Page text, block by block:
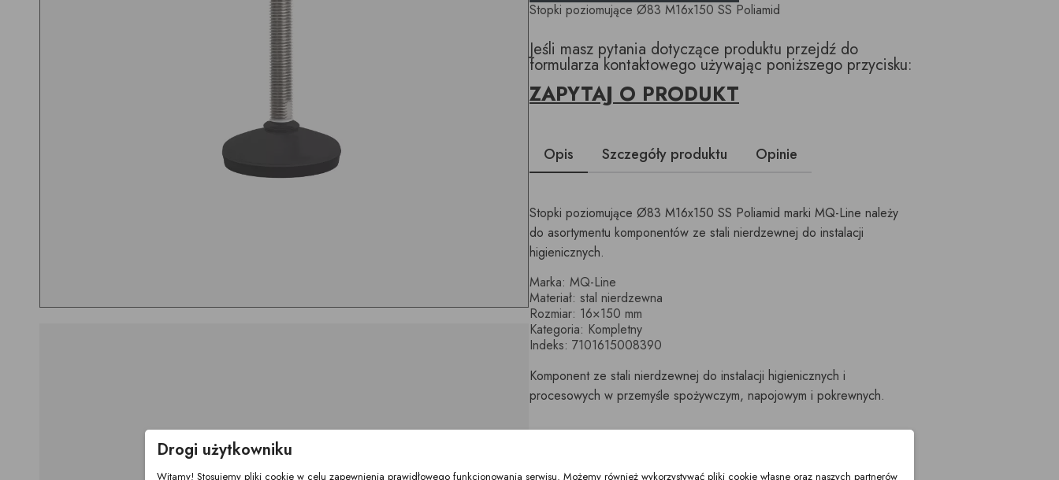
Stopki poziomujące Ø83 M16x150 SS Poliamid
Jeśli masz pytania dotyczące produktu przejdź do
formularza kontaktowego używając poniższego przycisku:
ZAPYTAJ O PRODUKT
Opis Szczegóły produktu Opinie
Stopki poziomujące Ø83 M16x150 SS Poliamid marki MQ-Line należy
do asortymentu komponentów ze stali nierdzewnej do instalacji
higienicznych.
Marka: MQ-Line
Materiał: stal nierdzewna
Rozmiar: 16×150 mm
Kategoria: Kompletny
Indeks: 7101615008390
Komponent ze stali nierdzewnej do instalacji higienicznych i
procesowych w przemyśle spożywczym, napojowym i pokrewnych.
Drogi użytkowniku
Witamy! Stosujemy pliki cookie w celu zapewnienia prawidłowego funkcjonowania serwisu. Możemy również wykorzystywać pliki cookie własne oraz naszych partnerów